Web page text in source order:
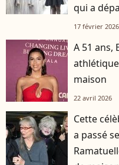
qui a
17 février 2026
A 51 ans,
maison
22 avril 2026
Cette
a passé